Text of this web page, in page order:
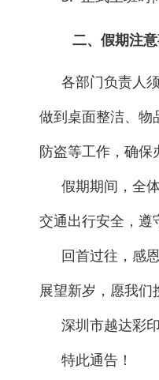
二、假期注
各部门负责人
做到桌面整洁、物
防盗等工作，确保
假期期间，全
交通出行安全，遵
回首过往，感
展望新岁，愿我们
深圳市越达彩
特此通告！